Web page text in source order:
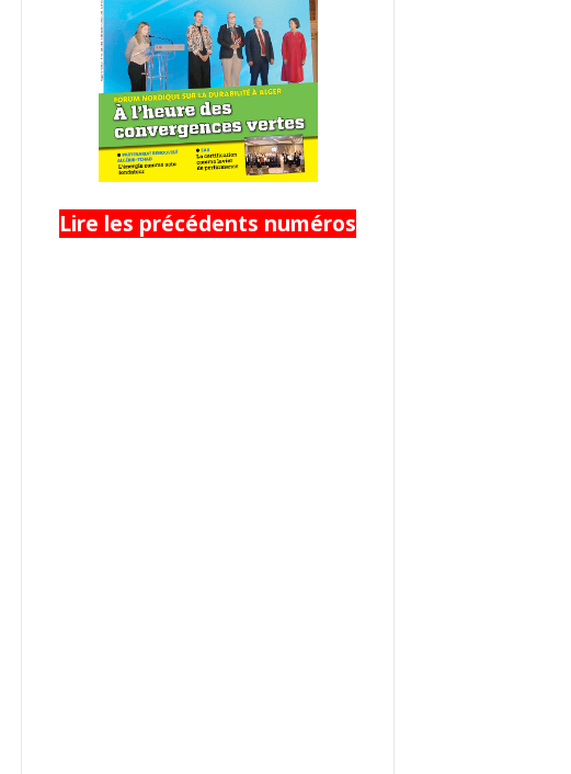
Lire les précédents numéros